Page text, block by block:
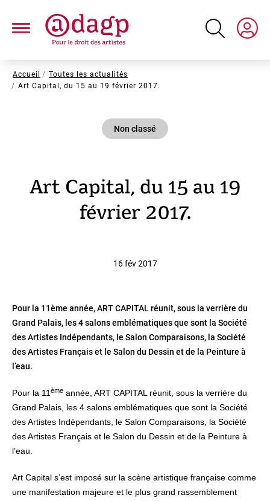
contenu
Fil
d'Ariane
Accueil
Toutes les actualités
Art Capital, du 15 au 19 février 2017.
Non classé
Art Capital, du 15 au 19
février 2017.
16 fév 2017
Pour la 11ème année, ART CAPITAL réunit, sous la verrière du
Grand Palais, les 4 salons emblématiques que sont la Société
des Artistes Indépendants, le Salon Comparaisons, la Société
des Artistes Français et le Salon du Dessin et de la Peinture à
l’eau.
Pour la 11 ème année, ART CAPITAL réunit, sous la verrière du
Grand Palais, les 4 salons emblématiques que sont la Société
des Artistes Indépendants, le Salon Comparaisons, la Société
des Artistes Français et le Salon du Dessin et de la Peinture à
l’eau.
Art Capital s’est imposé sur la scène artistique française comme
une manifestation majeure et le plus grand rassemblement